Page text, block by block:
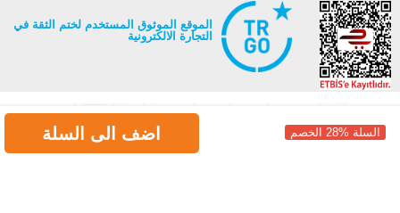
السلة %28 الخصم اضف الى السلة
الموقع الموثوق المستخدم لختم الثقة في
التجارة الالكترونية